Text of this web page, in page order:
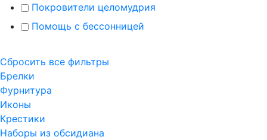
Покровители целомудрия
Помощь с бессонницей
Сбросить все фильтры
Брелки
Фурнитура
Иконы
Крестики
Наборы из обсидиана